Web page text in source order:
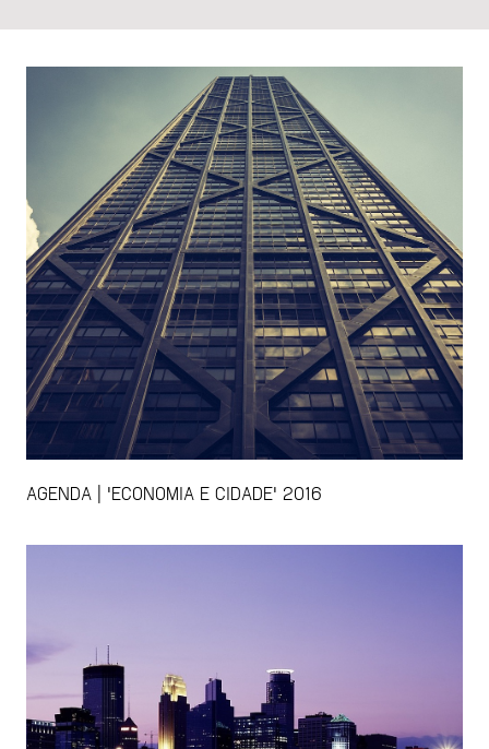
AGENDA | 'ECONOMIA E CIDADE' 2016